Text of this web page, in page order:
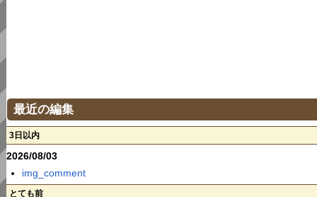
最近の編集
3日以内
2026/08/03
img_comment
とても前